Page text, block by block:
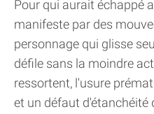
Pour qui aurait échappé
manifeste par des
personnage qui glisse
défile sans la moindre
ressortent, l'usure
et un défaut d'étanchéité